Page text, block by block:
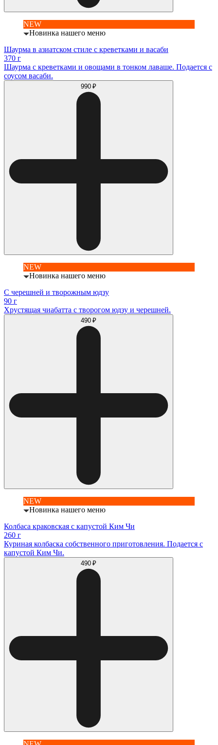
NEW
Новинка нашего меню
Шаурма в азиатском стиле с креветками и васаби
370 г
Шаурма с креветками и овощами в тонком лаваше. Подается с
соусом васаби.
990 ₽
NEW
Новинка нашего меню
С черешней и творожным юдзу
90 г
Хрустящая чиабатта с творогом юдзу и черешней.
490 ₽
NEW
Новинка нашего меню
Колбаса краковская с капустой Ким Чи
260 г
Куриная колбаска собственного приготовления. Подается с
капустой Ким Чи.
490 ₽